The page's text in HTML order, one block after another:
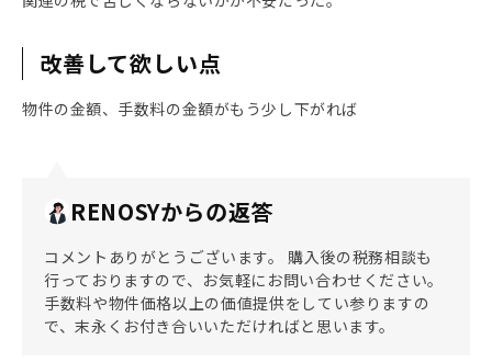
改善して欲しい点
物件の金額、手数料の金額がもう少し下がれば
RENOSYからの返答
コメントありがとうございます。 購入後の税務相談も
行っておりますので、お気軽にお問い合わせください。
手数料や物件価格以上の価値提供をしてい参りますの
で、末永くお付き合いいただければと思います。